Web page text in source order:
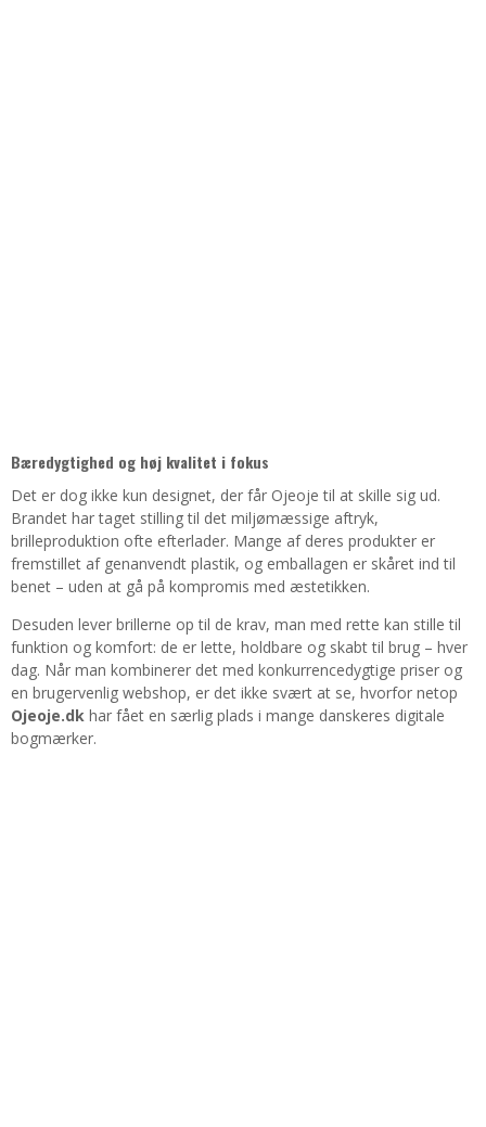
Bæredygtighed og høj kvalitet i fokus
Det er dog ikke kun designet, der får Ojeoje til at skille sig ud.
Brandet har taget stilling til det miljømæssige aftryk,
brilleproduktion ofte efterlader. Mange af deres produkter er
fremstillet af genanvendt plastik, og emballagen er skåret ind til
benet – uden at gå på kompromis med æstetikken.
Desuden lever brillerne op til de krav, man med rette kan stille til
funktion og komfort: de er lette, holdbare og skabt til brug – hver
dag. Når man kombinerer det med konkurrencedygtige priser og
en brugervenlig webshop, er det ikke svært at se, hvorfor netop
Ojeoje.dk har fået en særlig plads i mange danskeres digitale
bogmærker.